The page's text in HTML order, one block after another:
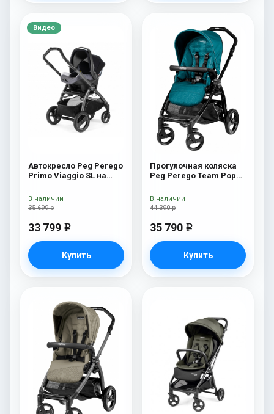
Видео
Автокресло Peg Perego
Primo Viaggio SL на
White/Black) Ascot
35 699 р
33 799 e
Купить
В наличии
Прогулочная коляска
Peg Perego Team Pop
44 390 р
35 790 e
Купить
В наличии